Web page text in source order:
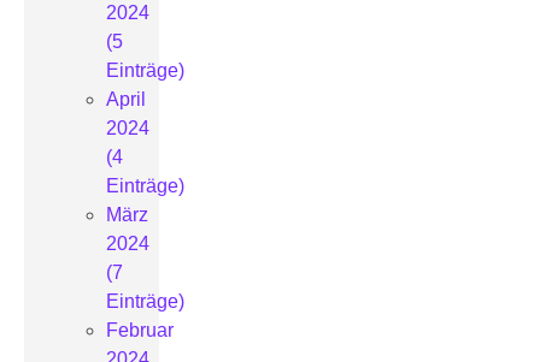
2024
(5
Einträge)
April
2024
(4
Einträge)
März
2024
(7
Einträge)
Februar